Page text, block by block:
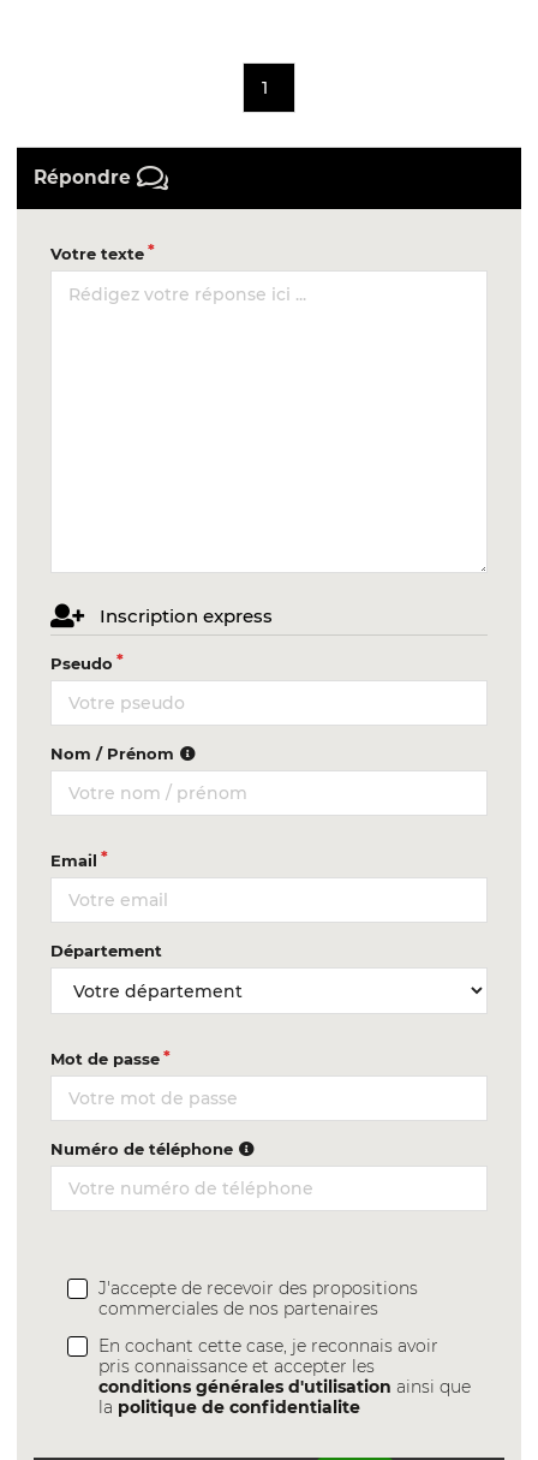
1
Répondre
Votre texte
Inscription express
Pseudo
Nom / Prénom
Email
Département
Mot de passe
Numéro de téléphone
J'accepte de recevoir des propositions
commerciales de nos partenaires
En cochant cette case, je reconnais avoir
pris connaissance et accepter les
conditions générales d'utilisation ainsi que
la politique de confidentialite